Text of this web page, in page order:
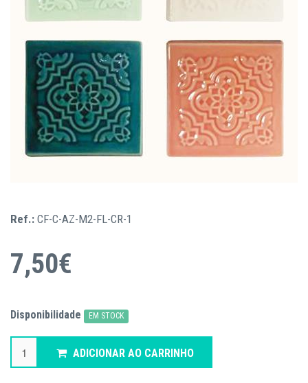
Ref.: CF-C-AZ-M2-FL-CR-1
7,50€
Disponibilidade EM STOCK
ADICIONAR AO CARRINHO